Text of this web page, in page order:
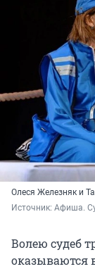
Олеся Железняк и
Источник: Афиша.
Волею судеб
оказываются